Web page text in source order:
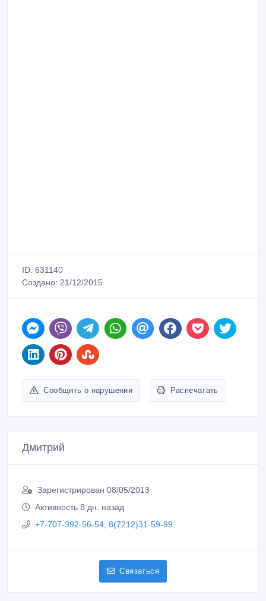
ID: 631140
Создано: 21/12/2015
Сообщить о нарушении Распечатать
Дмитрий
Зарегистрирован 08/05/2013
Активность 8 дн. назад
+7-707-392-56-54, 8(7212)31-59-99
Связаться